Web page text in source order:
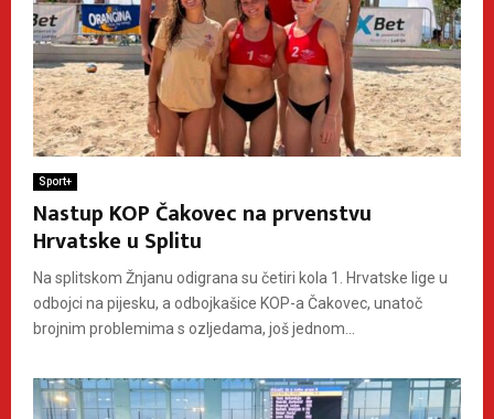
Sport+
Nastup KOP Čakovec na prvenstvu
Hrvatske u Splitu
Na splitskom Žnjanu odigrana su četiri kola 1. Hrvatske lige u
odbojci na pijesku, a odbojkašice KOP-a Čakovec, unatoč
brojnim problemima s ozljedama, još jednom...